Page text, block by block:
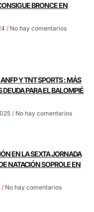
BRONCE EN
No hay comentarios
Y TNT SPORTS : MÁS
DEUDA PARA EL BALOMPIÉ
No hay comentarios
EN LA SEXTA JORNADA
NATACIÓN SOPROLE EN
No hay comentarios